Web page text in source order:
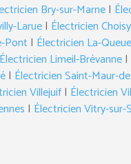
Bry-sur-Marne|
Larue| Électricien
Pont | Électricien La-
Électricien Limeil-Brévanne|
| Électricien Saint-Maur-
Villejuif| Électricien
| Électricien Vitry-sur-